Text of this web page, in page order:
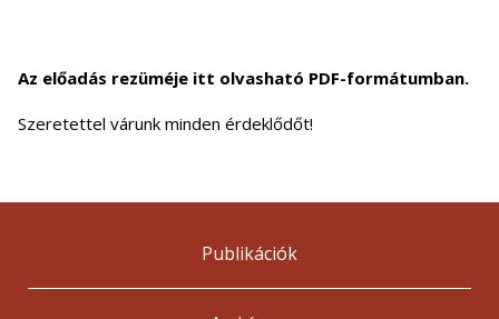
Az előadás rezüméje itt olvasható PDF-formátumban.
Szeretettel várunk minden érdeklődőt!
Publikációk